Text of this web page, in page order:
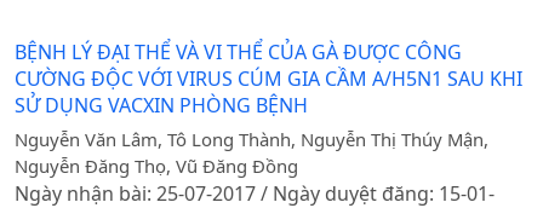
BỆNH LÝ ĐẠI THỂ VÀ VI THỂ CỦA GÀ ĐƯỢC CÔNG
CƯỜNG ĐỘC VỚI VIRUS CÚM GIA CẦM A/H5N1 SAU KHI
SỬ DỤNG VACXIN PHÒNG BỆNH
Nguyễn Văn Lâm, Tô Long Thành, Nguyễn Thị Thúy Mận,
Nguyễn Đăng Thọ, Vũ Đăng Đồng
Ngày nhận bài: 25-07-2017 / Ngày duyệt đăng: 15-01-